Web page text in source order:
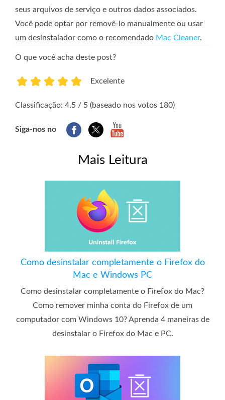
seus arquivos de serviço e outros dados associados.
Você pode optar por removê-lo manualmente ou usar
um desinstalador como o recomendado Mac Cleaner.
O que você acha deste post?
Excelente
Classificação: 4.5 / 5 (baseado nos votos 180)
Siga-nos no
Mais Leitura
Como desinstalar completamente o Firefox do
Mac e Windows PC
Como desinstalar completamente o Firefox do Mac?
Como remover minha conta do Firefox de um
computador com Windows 10? Aprenda 4 maneiras de
desinstalar o Firefox do Mac e PC.